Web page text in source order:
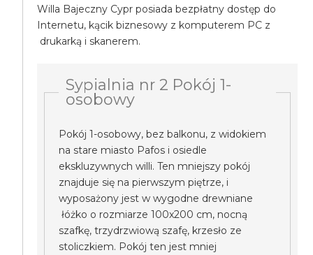
Willa Bajeczny Cypr posiada bezpłatny dostęp do
Internetu, kącik biznesowy z komputerem PC z
drukarką i skanerem.
Sypialnia nr 2 Pokój 1-
osobowy
Pokój 1-osobowy, bez balkonu, z widokiem
na stare miasto Pafos i osiedle
ekskluzywnych willi. Ten mniejszy pokój
znajduje się na pierwszym piętrze, i
wyposażony jest w wygodne drewniane
łóżko o rozmiarze 100x200 cm, nocną
szafkę, trzydrzwiową szafę, krzesło ze
stoliczkiem. Pokój ten jest mniej